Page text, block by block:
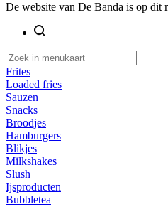
De website van De Banda is op dit
Frites
Loaded fries
Sauzen
Snacks
Broodjes
Hamburgers
Blikjes
Milkshakes
Slush
Ijsproducten
Bubbletea